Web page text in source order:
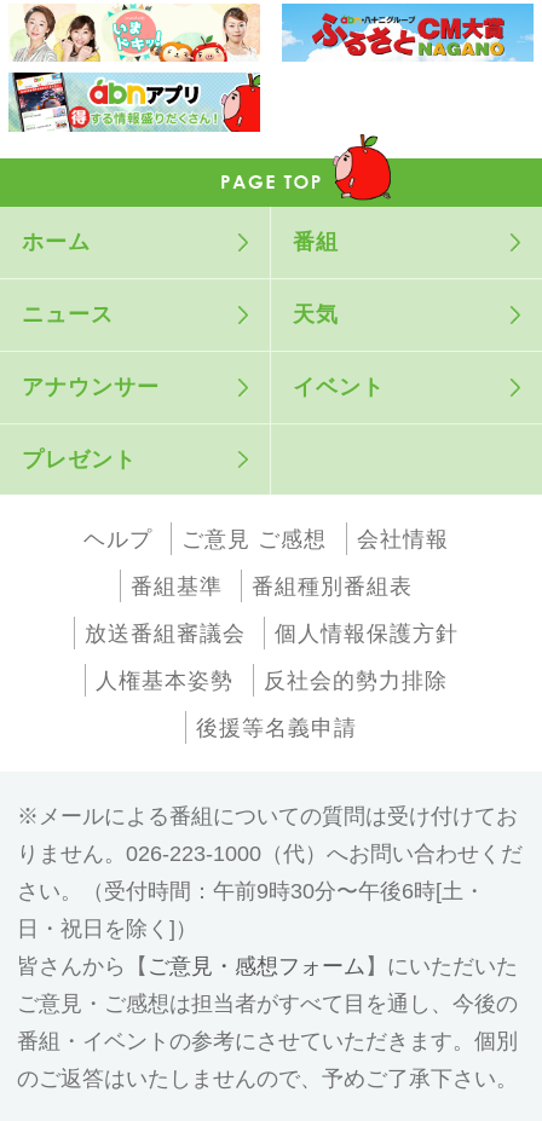
ホーム 番組
ニュース 天気
アナウンサー イベント
プレゼント
ヘルプ ご意見 ご感想
会社情報
番組基準
番組種別番組表
放送番組審議会
個人情報保護方針
人権基本姿勢
反社会的勢力排除
後援等名義申請
メールによる番組についての質問は受け付けてお
りません。026-223-1000（代）へお問い合わせくだ
さい。（受付時間：午前9時30分〜午後6時[土・
日・祝日を除く]）
皆さんから【 ご意見・感想フォーム 】にいただいた
ご意見・ご感想は担当者がすべて目を通し、今後の
番組・イベントの参考にさせていただきます。個別
のご返答はいたしませんので、予めご了承下さい。